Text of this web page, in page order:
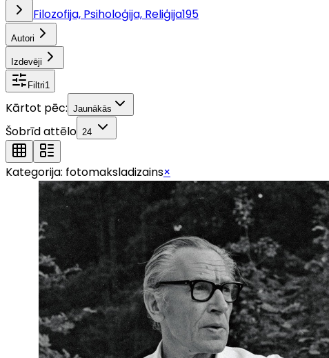
Filozofija, Psiholoģija, Reliģija195
Autori
Izdevēji
Filtri1
Kārtot pēc: Jaunākās
Šobrīd attēlo 24
Kategorija: fotomaksladizains×